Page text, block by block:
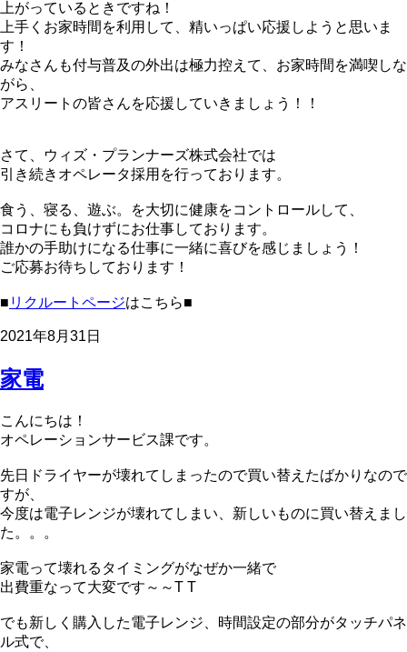
上がっているときですね！
上手くお家時間を利用して、精いっぱい応援しようと思いま
す！
みなさんも付与普及の外出は極力控えて、お家時間を満喫しな
がら、
アスリートの皆さんを応援していきましょう！！
さて、ウィズ・プランナーズ株式会社では
引き続きオペレータ採用を行っております。
食う、寝る、遊ぶ。を大切に健康をコントロールして、
コロナにも負けずにお仕事しております。
誰かの手助けになる仕事に一緒に喜びを感じましょう！
ご応募お待ちしております！
■ リクルートページはこちら■
2021年8月31日
家電
こんにちは！
オペレーションサービス課です。
先日ドライヤーが壊れてしまったので買い替えたばかりなので
すが、
今度は電子レンジが壊れてしまい、新しいものに買い替えまし
た。。。
家電って壊れるタイミングがなぜか一緒で
出費重なって大変です～～T T
でも新しく購入した電子レンジ、時間設定の部分がタッチパネ
ル式で、